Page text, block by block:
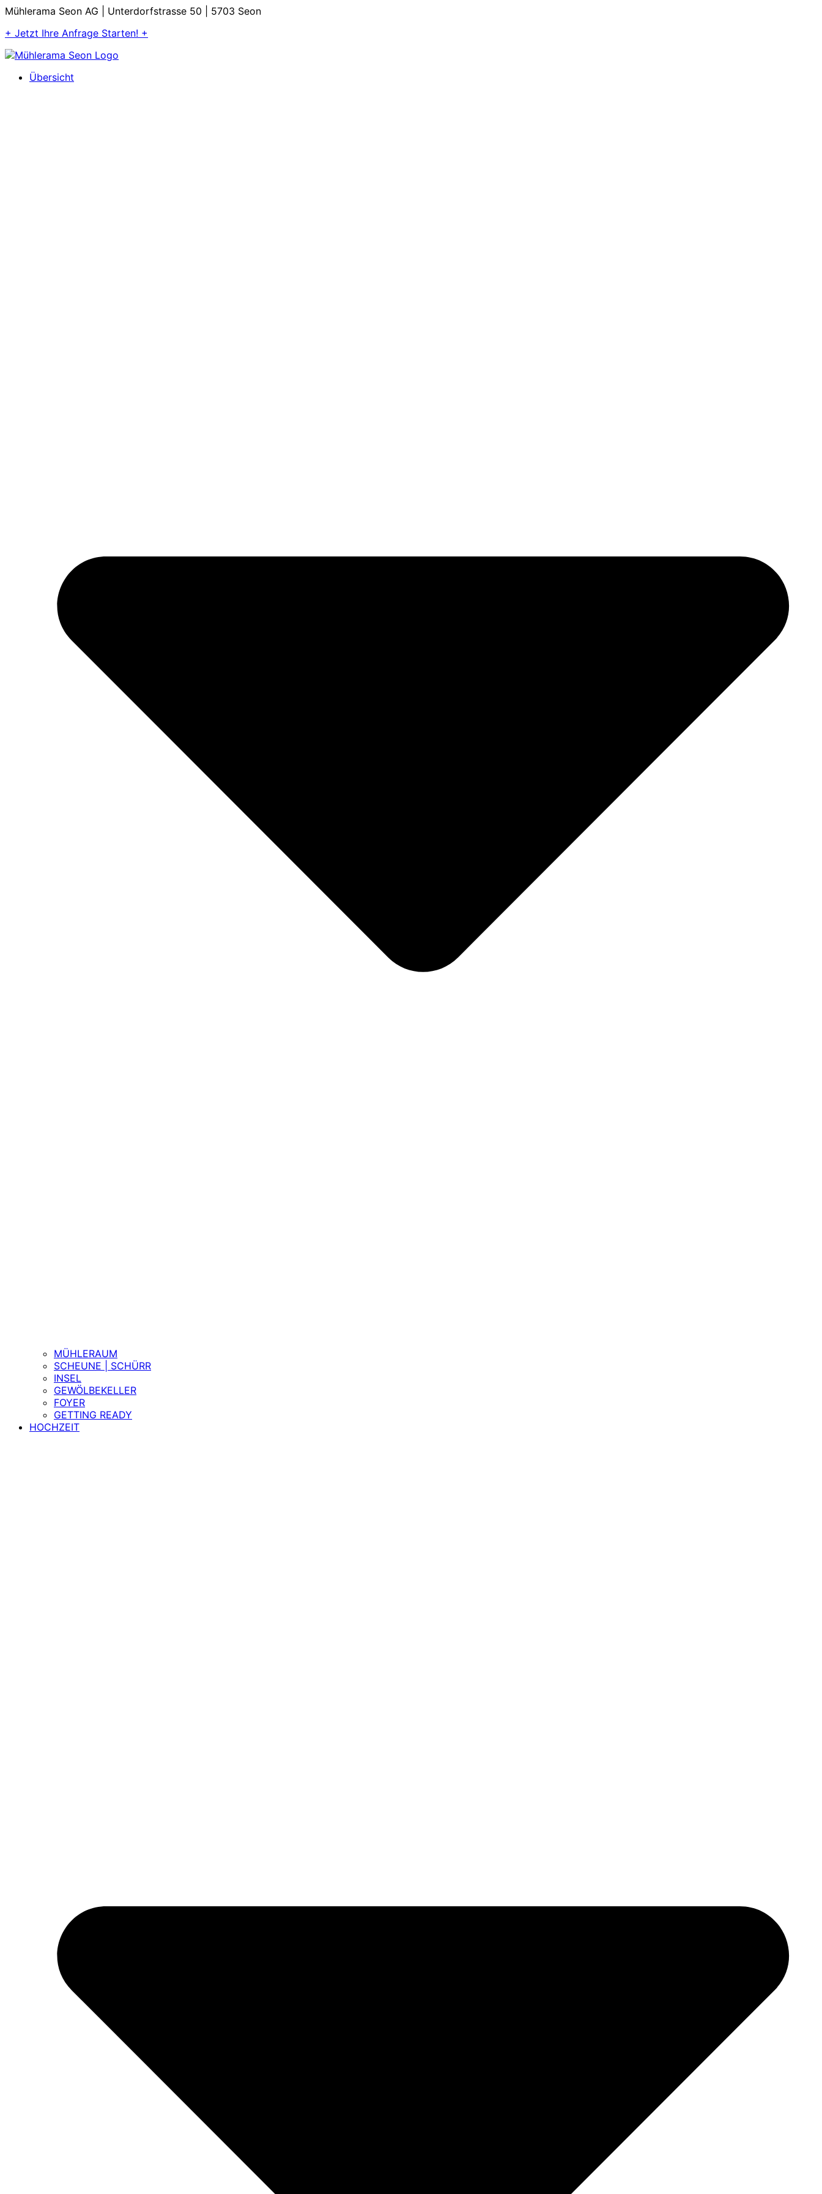
Mühlerama Seon AG | Unterdorfstrasse 50 | 5703 Seon
+ Jetzt Ihre Anfrage Starten! +
Übersicht
MÜHLERAUM
SCHEUNE | SCHÜRR
INSEL
GEWÖLBEKELLER
FOYER
GETTING READY
HOCHZEIT